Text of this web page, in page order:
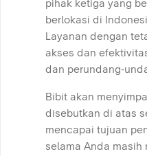
pihak ketiga yang
berlokasi di
Layanan dengan
akses dan
dan perundang-
Bibit akan
disebutkan di atas
mencapai tujuan
selama Anda masih